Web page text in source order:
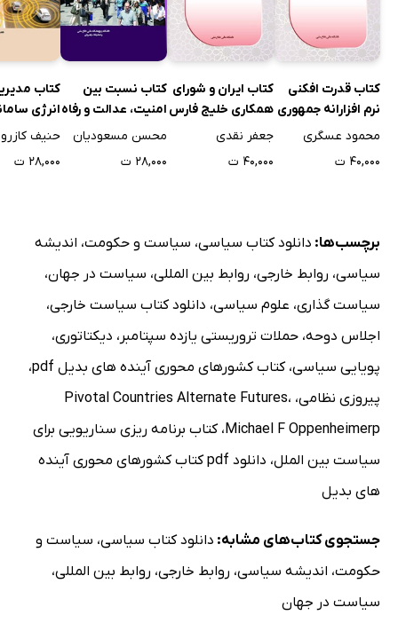
کتاب قدرت افکنی
نرم افزارانه جمهوری
اسلامی ایران
محمود عسگری
۴۰,۰۰۰ ت
کتاب ایران و شورای
همکاری خلیج فارس
در آینه بیداری
جعفر نقدی
۴۰,۰۰۰ ت
کتاب نسبت بین
امنیت، عدالت و رفاه
محسن مسعودیان
۲۸,۰۰۰ ت
کتاب
انرژی
حمل و نقل
هزینه
حنیف
۲۸,۰۰۰ ت
برچسب‌ها: دانلود کتاب سیاسی، سیاست و حکومت، اندیشه
سیاسی، روابط خارجی، روابط بین المللی، سیاست در جهان،
سیاست گذاری، علوم سیاسی، دانلود کتاب سیاست خارجی،
اجلاس دوحه، حملات تروریستی یازده سپتامبر ، دیکتاتوری،
پویایی سیاسی،کتاب کشورهای محوری آینده های بدیل pdf
،
پیروزی نظامی، Pivotal Countries Alternate Futures،
Michael F Oppenheimerp،کتاب برنامه ریزی سناریویی برای
سیاست بین الملل،
دانلود pdf کتاب کشورهای محوری آینده
های بدیل
جستجوی کتاب‌های مشابه: دانلود کتاب سیاسی، سیاست و
حکومت، اندیشه سیاسی، روابط خارجی، روابط بین المللی،
سیاست در جهان